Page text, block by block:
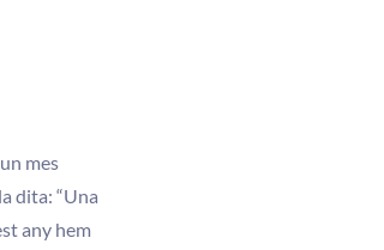
mes
dita: “Una
any hem